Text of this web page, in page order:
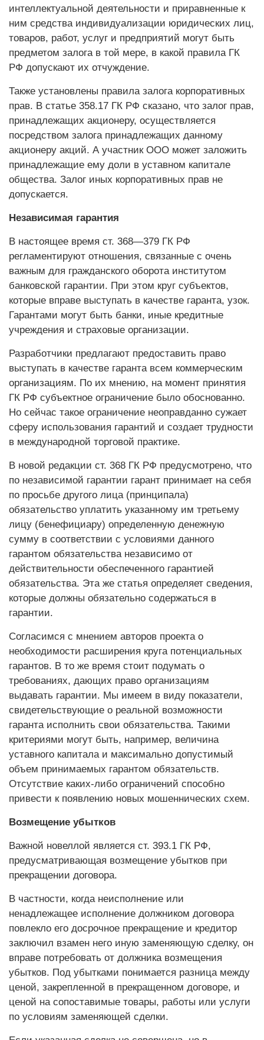
интеллектуальной деятельности и приравненные к
ним средства индивидуализации юридических лиц,
товаров, работ, услуг и предприятий могут быть
предметом залога в той мере, в какой правила ГК
РФ допускают их отчуждение.
Также установлены правила залога корпоративных
прав. В статье 358.17 ГК РФ сказано, что залог прав,
принадлежащих акционеру, осуществляется
посредством залога принадлежащих данному
акционеру акций. А участник ООО может заложить
принадлежащие ему доли в уставном капитале
общества. Залог иных корпоративных прав не
допускается.
Независимая гарантия
В настоящее время ст. 368—379 ГК РФ
регламентируют отношения, связанные с очень
важным для гражданского оборота институтом
банковской гарантии. При этом круг субъектов,
которые вправе выступать в качестве гаранта, узок.
Гарантами могут быть банки, иные кредитные
учреждения и страховые организации.
Разработчики предлагают предоставить право
выступать в качестве гаранта всем коммерческим
организациям. По их мнению, на момент принятия
ГК РФ субъектное ограничение было обоснованно.
Но сейчас такое ограничение неоправданно сужает
сферу использования гарантий и создает трудности
в международной торговой практике.
В новой редакции ст. 368 ГК РФ предусмотрено, что
по независимой гарантии гарант принимает на себя
по просьбе другого лица (принципала)
обязательство уплатить указанному им третьему
лицу (бенефициару) определенную денежную
сумму в соответствии с условиями данного
гарантом обязательства независимо от
действительности обеспеченного гарантией
обязательства. Эта же статья определяет сведения,
которые должны обязательно содержаться в
гарантии.
Согласимся с мнением авторов проекта о
необходимости расширения круга потенциальных
гарантов. В то же время стоит подумать о
требованиях, дающих право организациям
выдавать гарантии. Мы имеем в виду показатели,
свидетельствующие о реальной возможности
гаранта исполнить свои обязательства. Такими
критериями могут быть, например, величина
уставного капитала и максимально допустимый
объем принимаемых гарантом обязательств.
Отсутствие каких-либо ограничений способно
привести к появлению новых мошеннических схем.
Возмещение убытков
Важной новеллой является ст. 393.1 ГК РФ,
предусматривающая возмещение убытков при
прекращении договора.
В частности, когда неисполнение или
ненадлежащее исполнение должником договора
повлекло его досрочное прекращение и кредитор
заключил взамен него иную заменяющую сделку, он
вправе потребовать от должника возмещения
убытков. Под убытками понимается разница между
ценой, закрепленной в прекращенном договоре, и
ценой на сопоставимые товары, работы или услуги
по условиям заменяющей сделки.